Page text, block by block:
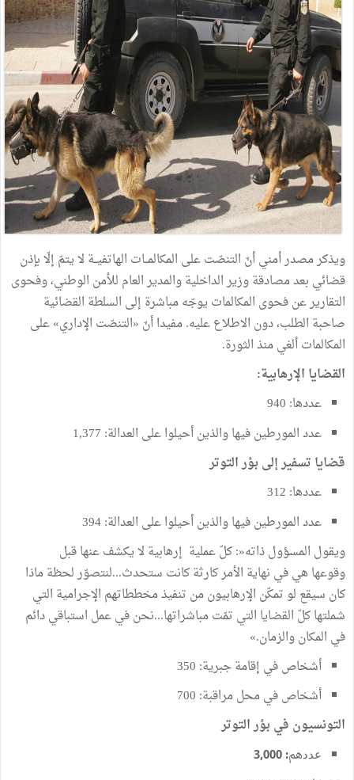
ويذكرمصدرأمنيأنّ التنصّتعلى المكالمــات الهاتفيــة لايتمّ إلّابإذن
قضائي بعدمصادقةوزيرالداخليةوالمديرالعام للأمن الوطني،وفحوى
التقاريرعنفحوى المكالمات يوجّهمباشرة إلى السلطة القضائية
صاحبة الطلب،دون الاطلاععليه.مفيداأنّ «التنصّت الإداري»على
المكالماتألغيمنذالثورة.
القضايا الإرهابية:
عددها: 940
عددالمورطينفيهاوالذينأحيلواعلى العدالة: 1,377
قضايا تسفيرإلى بؤرالتوتر
عددها: 312
عددالمورطينفيهاوالذينأحيلواعلى العدالة: 394
‬في‭ ‬المكان‭ ‬والزمان‮»‬‭.‬
أشخاص في إقامة جبرية: 350
أشخاص في محل مراقبة: 700
التونسيون في بؤر التوتر
عددهم:
3,000